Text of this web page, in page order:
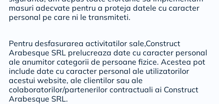
masuri adecvate pentru a proteja datele cu caracter
personal pe care ni le transmiteti.
Pentru desfasurarea activitatilor sale,Construct
Arabesque SRL prelucreaza date cu caracter personal
ale anumitor categorii de persoane fizice. Acestea pot
include date cu caracter personal ale utilizatorilor
acestui website, ale clientilor sau ale
colaboratorilor/partenerilor contractuali ai Construct
Arabesque SRL.